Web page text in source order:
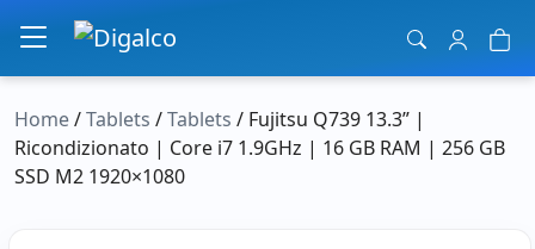
Navigazione principale
Home/Tablets /Tablets / Fujitsu Q739 13.3” |
Ricondizionato | Core i7 1.9GHz | 16 GB RAM | 256 GB
SSD M2 1920×1080